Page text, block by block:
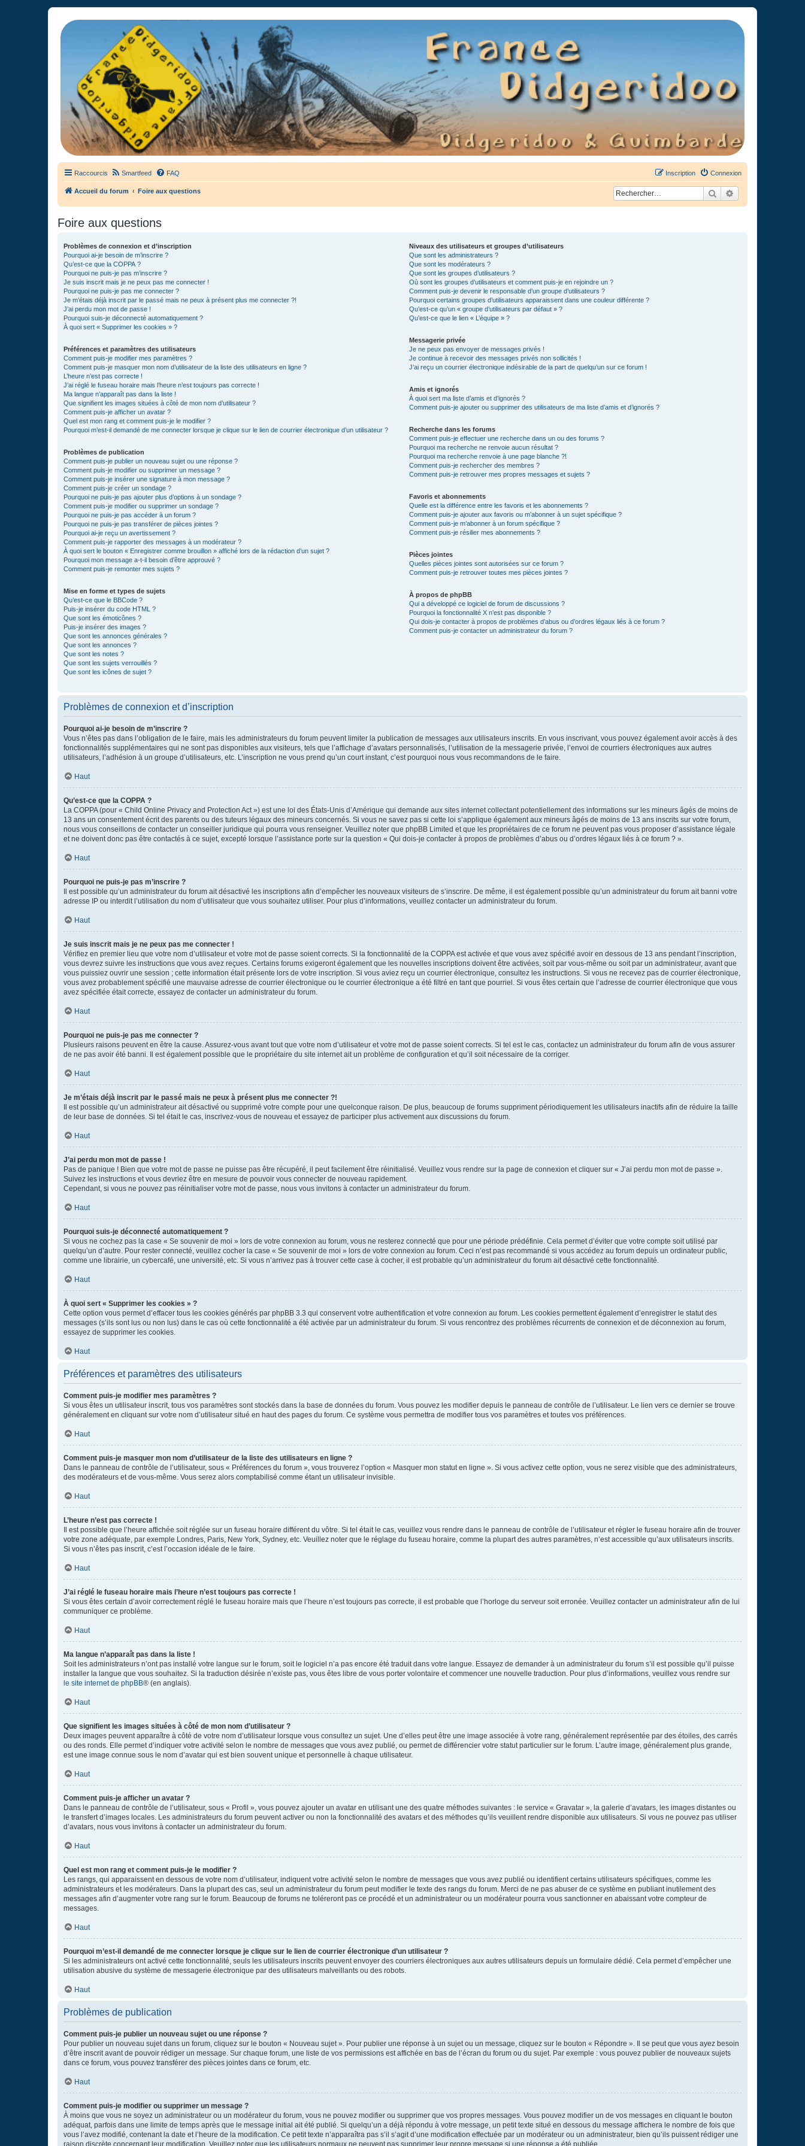
France Didgeridoo
Didgeridoo et Guimbarde sur France Didgeridoo - retrouvez la communauté.
Raccourcis Smartfeed FAQ Connexion
Inscription
Accueil du forum Foire aux questions Rechercher
Foire aux questions
Problèmes de connexion et d’inscription
Pourquoi ai-je besoin de m’inscrire ?
Qu’est-ce que la COPPA ?
Pourquoi ne puis-je pas m’inscrire ?
Je suis inscrit mais je ne peux pas me connecter !
Pourquoi ne puis-je pas me connecter ?
Je m’étais déjà inscrit par le passé mais ne peux à présent plus me connecter ?!
J’ai perdu mon mot de passe !
Pourquoi suis-je déconnecté automatiquement ?
À quoi sert « Supprimer les cookies » ?
Préférences et paramètres des utilisateurs
Comment puis-je modifier mes paramètres ?
Comment puis-je masquer mon nom d’utilisateur de la liste des utilisateurs en ligne ?
L’heure n’est pas correcte !
J’ai réglé le fuseau horaire mais l’heure n’est toujours pas correcte !
Ma langue n’apparaît pas dans la liste !
Que signifient les images situées à côté de mon nom d’utilisateur ?
Comment puis-je afficher un avatar ?
Quel est mon rang et comment puis-je le modifier ?
Pourquoi m’est-il demandé de me connecter lorsque je clique sur le lien de courrier électronique d’un utilisateur ?
Problèmes de publication
Comment puis-je publier un nouveau sujet ou une réponse ?
Comment puis-je modifier ou supprimer un message ?
Comment puis-je insérer une signature à mon message ?
Comment puis-je créer un sondage ?
Pourquoi ne puis-je pas ajouter plus d’options à un sondage ?
Comment puis-je modifier ou supprimer un sondage ?
Pourquoi ne puis-je pas accéder à un forum ?
Pourquoi ne puis-je pas transférer de pièces jointes ?
Pourquoi ai-je reçu un avertissement ?
Comment puis-je rapporter des messages à un modérateur ?
À quoi sert le bouton « Enregistrer comme brouillon » affiché lors de la rédaction d’un sujet ?
Pourquoi mon message a-t-il besoin d’être approuvé ?
Comment puis-je remonter mes sujets ?
Mise en forme et types de sujets
Qu’est-ce que le BBCode ?
Puis-je insérer du code HTML ?
Que sont les émoticônes ?
Puis-je insérer des images ?
Que sont les annonces générales ?
Que sont les annonces ?
Que sont les notes ?
Que sont les sujets verrouillés ?
Que sont les icônes de sujet ?
Niveaux des utilisateurs et groupes d’utilisateurs
Que sont les administrateurs ?
Que sont les modérateurs ?
Que sont les groupes d’utilisateurs ?
Où sont les groupes d’utilisateurs et comment puis-je en rejoindre un ?
Comment puis-je devenir le responsable d’un groupe d’utilisateurs ?
Pourquoi certains groupes d’utilisateurs apparaissent dans une couleur différente ?
Qu’est-ce qu’un « groupe d’utilisateurs par défaut » ?
Qu’est-ce que le lien « L’équipe » ?
Messagerie privée
Je ne peux pas envoyer de messages privés !
Je continue à recevoir des messages privés non sollicités !
J’ai reçu un courrier électronique indésirable de la part de quelqu’un sur ce forum !
Amis et ignorés
À quoi sert ma liste d’amis et d’ignorés ?
Comment puis-je ajouter ou supprimer des utilisateurs de ma liste d’amis et d’ignorés ?
Recherche dans les forums
Comment puis-je effectuer une recherche dans un ou des forums ?
Pourquoi ma recherche ne renvoie aucun résultat ?
Pourquoi ma recherche renvoie à une page blanche ?!
Comment puis-je rechercher des membres ?
Comment puis-je retrouver mes propres messages et sujets ?
Favoris et abonnements
Quelle est la différence entre les favoris et les abonnements ?
Comment puis-je ajouter aux favoris ou m’abonner à un sujet spécifique ?
Comment puis-je m’abonner à un forum spécifique ?
Comment puis-je résilier mes abonnements ?
Pièces jointes
Quelles pièces jointes sont autorisées sur ce forum ?
Comment puis-je retrouver toutes mes pièces jointes ?
À propos de phpBB
Qui a développé ce logiciel de forum de discussions ?
Pourquoi la fonctionnalité X n’est pas disponible ?
Qui dois-je contacter à propos de problèmes d’abus ou d’ordres légaux liés à ce forum ?
Comment puis-je contacter un administrateur du forum ?
Problèmes de connexion et d’inscription
Pourquoi ai-je besoin de m’inscrire ?
Vous n’êtes pas dans l’obligation de le faire, mais les administrateurs du forum peuvent limiter la publication de messages aux utilisateurs inscrits. En vous inscrivant, vous pouvez également avoir accès à des
fonctionnalités supplémentaires qui ne sont pas disponibles aux visiteurs, tels que l’affichage d’avatars personnalisés, l’utilisation de la messagerie privée, l’envoi de courriers électroniques aux autres
utilisateurs, l’adhésion à un groupe d’utilisateurs, etc. L’inscription ne vous prend qu’un court instant, c’est pourquoi nous vous recommandons de le faire.
Haut
Qu’est-ce que la COPPA ?
La COPPA (pour « Child Online Privacy and Protection Act ») est une loi des États-Unis d’Amérique qui demande aux sites internet collectant potentiellement des informations sur les mineurs âgés de moins de
13 ans un consentement écrit des parents ou des tuteurs légaux des mineurs concernés. Si vous ne savez pas si cette loi s’applique également aux mineurs âgés de moins de 13 ans inscrits sur votre forum,
nous vous conseillons de contacter un conseiller juridique qui pourra vous renseigner. Veuillez noter que phpBB Limited et que les propriétaires de ce forum ne peuvent pas vous proposer d’assistance légale
et ne doivent donc pas être contactés à ce sujet, excepté lorsque l’assistance porte sur la question « Qui dois-je contacter à propos de problèmes d’abus ou d’ordres légaux liés à ce forum ? ».
Haut
Pourquoi ne puis-je pas m’inscrire ?
Il est possible qu’un administrateur du forum ait désactivé les inscriptions afin d’empêcher les nouveaux visiteurs de s’inscrire. De même, il est également possible qu’un administrateur du forum ait banni votre
adresse IP ou interdit l’utilisation du nom d’utilisateur que vous souhaitez utiliser. Pour plus d’informations, veuillez contacter un administrateur du forum.
Haut
Je suis inscrit mais je ne peux pas me connecter !
Vérifiez en premier lieu que votre nom d’utilisateur et votre mot de passe soient corrects. Si la fonctionnalité de la COPPA est activée et que vous avez spécifié avoir en dessous de 13 ans pendant l’inscription,
vous devrez suivre les instructions que vous avez reçues. Certains forums exigeront également que les nouvelles inscriptions doivent être activées, soit par vous-même ou soit par un administrateur, avant que
vous puissiez ouvrir une session ; cette information était présente lors de votre inscription. Si vous aviez reçu un courrier électronique, consultez les instructions. Si vous ne recevez pas de courrier électronique,
vous avez probablement spécifié une mauvaise adresse de courrier électronique ou le courrier électronique a été filtré en tant que pourriel. Si vous êtes certain que l’adresse de courrier électronique que vous
avez spécifiée était correcte, essayez de contacter un administrateur du forum.
Haut
Pourquoi ne puis-je pas me connecter ?
Plusieurs raisons peuvent en être la cause. Assurez-vous avant tout que votre nom d’utilisateur et votre mot de passe soient corrects. Si tel est le cas, contactez un administrateur du forum afin de vous assurer
de ne pas avoir été banni. Il est également possible que le propriétaire du site internet ait un problème de configuration et qu’il soit nécessaire de la corriger.
Haut
Je m’étais déjà inscrit par le passé mais ne peux à présent plus me connecter ?!
Il est possible qu’un administrateur ait désactivé ou supprimé votre compte pour une quelconque raison. De plus, beaucoup de forums suppriment périodiquement les utilisateurs inactifs afin de réduire la taille
de leur base de données. Si tel était le cas, inscrivez-vous de nouveau et essayez de participer plus activement aux discussions du forum.
Haut
J’ai perdu mon mot de passe !
Pas de panique ! Bien que votre mot de passe ne puisse pas être récupéré, il peut facilement être réinitialisé. Veuillez vous rendre sur la page de connexion et cliquer sur « J’ai perdu mon mot de passe ».
Suivez les instructions et vous devriez être en mesure de pouvoir vous connecter de nouveau rapidement.
Cependant, si vous ne pouvez pas réinitialiser votre mot de passe, nous vous invitons à contacter un administrateur du forum.
Haut
Pourquoi suis-je déconnecté automatiquement ?
Si vous ne cochez pas la case « Se souvenir de moi » lors de votre connexion au forum, vous ne resterez connecté que pour une période prédéfinie. Cela permet d’éviter que votre compte soit utilisé par
quelqu’un d’autre. Pour rester connecté, veuillez cocher la case « Se souvenir de moi » lors de votre connexion au forum. Ceci n’est pas recommandé si vous accédez au forum depuis un ordinateur public,
comme une librairie, un cybercafé, une université, etc. Si vous n’arrivez pas à trouver cette case à cocher, il est probable qu’un administrateur du forum ait désactivé cette fonctionnalité.
Haut
À quoi sert « Supprimer les cookies » ?
Cette option vous permet d’effacer tous les cookies générés par phpBB 3.3 qui conservent votre authentification et votre connexion au forum. Les cookies permettent également d’enregistrer le statut des
messages (s’ils sont lus ou non lus) dans le cas où cette fonctionnalité a été activée par un administrateur du forum. Si vous rencontrez des problèmes récurrents de connexion et de déconnexion au forum,
essayez de supprimer les cookies.
Haut
Préférences et paramètres des utilisateurs
Comment puis-je modifier mes paramètres ?
Si vous êtes un utilisateur inscrit, tous vos paramètres sont stockés dans la base de données du forum. Vous pouvez les modifier depuis le panneau de contrôle de l’utilisateur. Le lien vers ce dernier se trouve
généralement en cliquant sur votre nom d’utilisateur situé en haut des pages du forum. Ce système vous permettra de modifier tous vos paramètres et toutes vos préférences.
Haut
Comment puis-je masquer mon nom d’utilisateur de la liste des utilisateurs en ligne ?
Dans le panneau de contrôle de l’utilisateur, sous « Préférences du forum », vous trouverez l’option « Masquer mon statut en ligne ». Si vous activez cette option, vous ne serez visible que des administrateurs,
des modérateurs et de vous-même. Vous serez alors comptabilisé comme étant un utilisateur invisible.
Haut
L’heure n’est pas correcte !
Il est possible que l’heure affichée soit réglée sur un fuseau horaire différent du vôtre. Si tel était le cas, veuillez vous rendre dans le panneau de contrôle de l’utilisateur et régler le fuseau horaire afin de trouver
votre zone adéquate, par exemple Londres, Paris, New York, Sydney, etc. Veuillez noter que le réglage du fuseau horaire, comme la plupart des autres paramètres, n’est accessible qu’aux utilisateurs inscrits.
Si vous n’êtes pas inscrit, c’est l’occasion idéale de le faire.
Haut
J’ai réglé le fuseau horaire mais l’heure n’est toujours pas correcte !
Si vous êtes certain d’avoir correctement réglé le fuseau horaire mais que l’heure n’est toujours pas correcte, il est probable que l’horloge du serveur soit erronée. Veuillez contacter un administrateur afin de lui
communiquer ce problème.
Haut
Ma langue n’apparaît pas dans la liste !
Soit les administrateurs n’ont pas installé votre langue sur le forum, soit le logiciel n’a pas encore été traduit dans votre langue. Essayez de demander à un administrateur du forum s’il est possible qu’il puisse
installer la langue que vous souhaitez. Si la traduction désirée n’existe pas, vous êtes libre de vous porter volontaire et commencer une nouvelle traduction. Pour plus d’informations, veuillez vous rendre sur
le site internet de phpBB® (en anglais).
Haut
Que signifient les images situées à côté de mon nom d’utilisateur ?
Deux images peuvent apparaître à côté de votre nom d’utilisateur lorsque vous consultez un sujet. Une d’elles peut être une image associée à votre rang, généralement représentée par des étoiles, des carrés
ou des ronds. Elle permet d’indiquer votre activité selon le nombre de messages que vous avez publié, ou permet de différencier votre statut particulier sur le forum. L’autre image, généralement plus grande,
est une image connue sous le nom d’avatar qui est bien souvent unique et personnelle à chaque utilisateur.
Haut
Comment puis-je afficher un avatar ?
Dans le panneau de contrôle de l’utilisateur, sous « Profil », vous pouvez ajouter un avatar en utilisant une des quatre méthodes suivantes : le service « Gravatar », la galerie d’avatars, les images distantes ou
le transfert d’images locales. Les administrateurs du forum peuvent activer ou non la fonctionnalité des avatars et des méthodes qu’ils veuillent rendre disponible aux utilisateurs. Si vous ne pouvez pas utiliser
d’avatars, nous vous invitons à contacter un administrateur du forum.
Haut
Quel est mon rang et comment puis-je le modifier ?
Les rangs, qui apparaissent en dessous de votre nom d’utilisateur, indiquent votre activité selon le nombre de messages que vous avez publié ou identifient certains utilisateurs spécifiques, comme les
administrateurs et les modérateurs. Dans la plupart des cas, seul un administrateur du forum peut modifier le texte des rangs du forum. Merci de ne pas abuser de ce système en publiant inutilement des
messages afin d’augmenter votre rang sur le forum. Beaucoup de forums ne toléreront pas ce procédé et un administrateur ou un modérateur pourra vous sanctionner en abaissant votre compteur de
messages.
Haut
Pourquoi m’est-il demandé de me connecter lorsque je clique sur le lien de courrier électronique d’un utilisateur ?
Si les administrateurs ont activé cette fonctionnalité, seuls les utilisateurs inscrits peuvent envoyer des courriers électroniques aux autres utilisateurs depuis un formulaire dédié. Cela permet d’empêcher une
utilisation abusive du système de messagerie électronique par des utilisateurs malveillants ou des robots.
Haut
Problèmes de publication
Comment puis-je publier un nouveau sujet ou une réponse ?
Pour publier un nouveau sujet dans un forum, cliquez sur le bouton « Nouveau sujet ». Pour publier une réponse à un sujet ou un message, cliquez sur le bouton « Répondre ». Il se peut que vous ayez besoin
d’être inscrit avant de pouvoir rédiger un message. Sur chaque forum, une liste de vos permissions est affichée en bas de l’écran du forum ou du sujet. Par exemple : vous pouvez publier de nouveaux sujets
dans ce forum, vous pouvez transférer des pièces jointes dans ce forum, etc.
Haut
Comment puis-je modifier ou supprimer un message ?
À moins que vous ne soyez un administrateur ou un modérateur du forum, vous ne pouvez modifier ou supprimer que vos propres messages. Vous pouvez modifier un de vos messages en cliquant le bouton
adéquat, parfois dans une limite de temps après que le message initial ait été publié. Si quelqu’un a déjà répondu à votre message, un petit texte situé en dessous du message affichera le nombre de fois que
vous l’avez modifié, contenant la date et l’heure de la modification. Ce petit texte n’apparaîtra pas s’il s’agit d’une modification effectuée par un modérateur ou un administrateur, bien qu’ils puissent rédiger une
raison discrète concernant leur modification. Veuillez noter que les utilisateurs normaux ne peuvent pas supprimer leur propre message si une réponse a été publiée.